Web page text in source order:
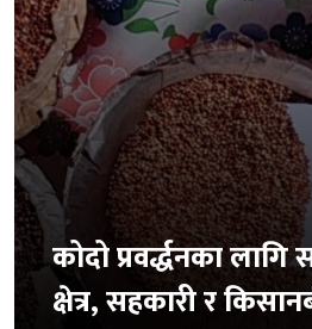
कोदो प्रवर्द्धनका
क्षेत्र, सहकारी र